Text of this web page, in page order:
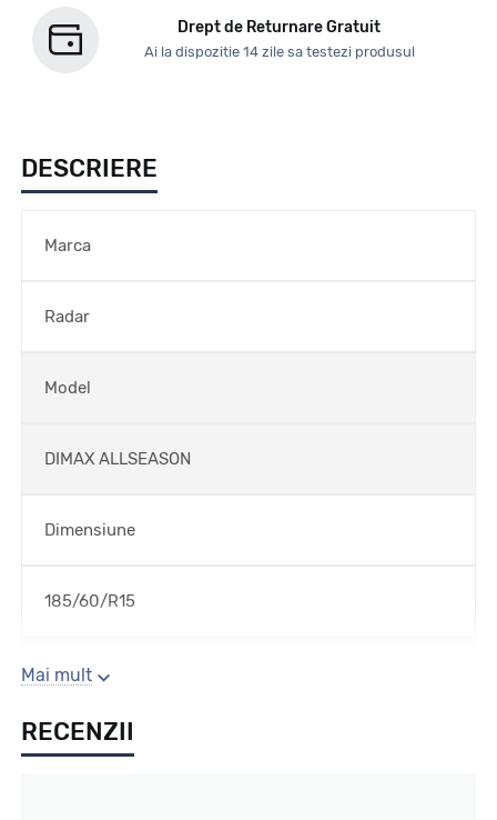
Drept de Returnare Gratuit
Ai la dispozitie 14 zile sa testezi produsul
DESCRIERE
Marca
Radar
Model
DIMAX ALLSEASON
Dimensiune
185/60/R15
Sezon
All season
Mai mult
RECENZII